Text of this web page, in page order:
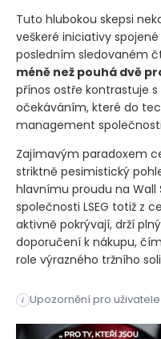
Tuto hlubokou skepsi
veškeré iniciativy
posledním sledovaném
méně než pouhá dvě
přínos ostře kontrastuje
očekáváním, které do
management
Zajímavým paradoxem
striktně pesimistický
hlavnímu proudu na
společnosti LSEG totiž z
aktivně pokrývají, drží
doporučení k nákupu,
role výrazného tržního
i Upozornění pro uživatele
Bank of America